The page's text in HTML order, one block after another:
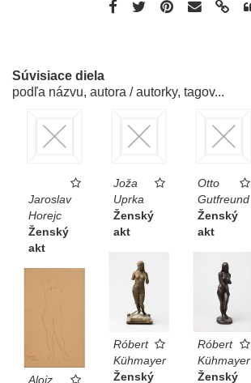
Súvisiace diela
podľa názvu, autora / autorky, tagov...
Jaroslav
Horejc
Ženský
akt
Joža
Uprka
Ženský
akt
Otto
Gutfreund
Ženský
akt
Róbert
Kühmayer
Ženský
Róbert
Kühmayer
Ženský
Alojz